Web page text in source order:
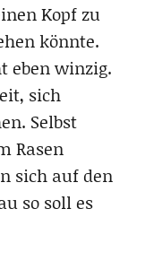
Kopf zu
könnte.
eben winzig.
sich
Selbst
Rasen
sich auf den
so soll es